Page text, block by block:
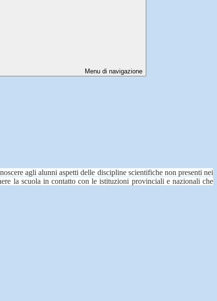
Menu di navigazione
agli alunni aspetti delle discipline scientifiche non presenti nei
la scuola in contatto con le istituzioni provinciali e nazionali che